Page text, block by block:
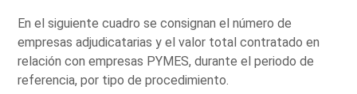
En el siguiente cuadro se consignan el número de
empresas adjudicatarias y el valor total contratado en
relación con empresas PYMES, durante el periodo de
referencia, por tipo de procedimiento.